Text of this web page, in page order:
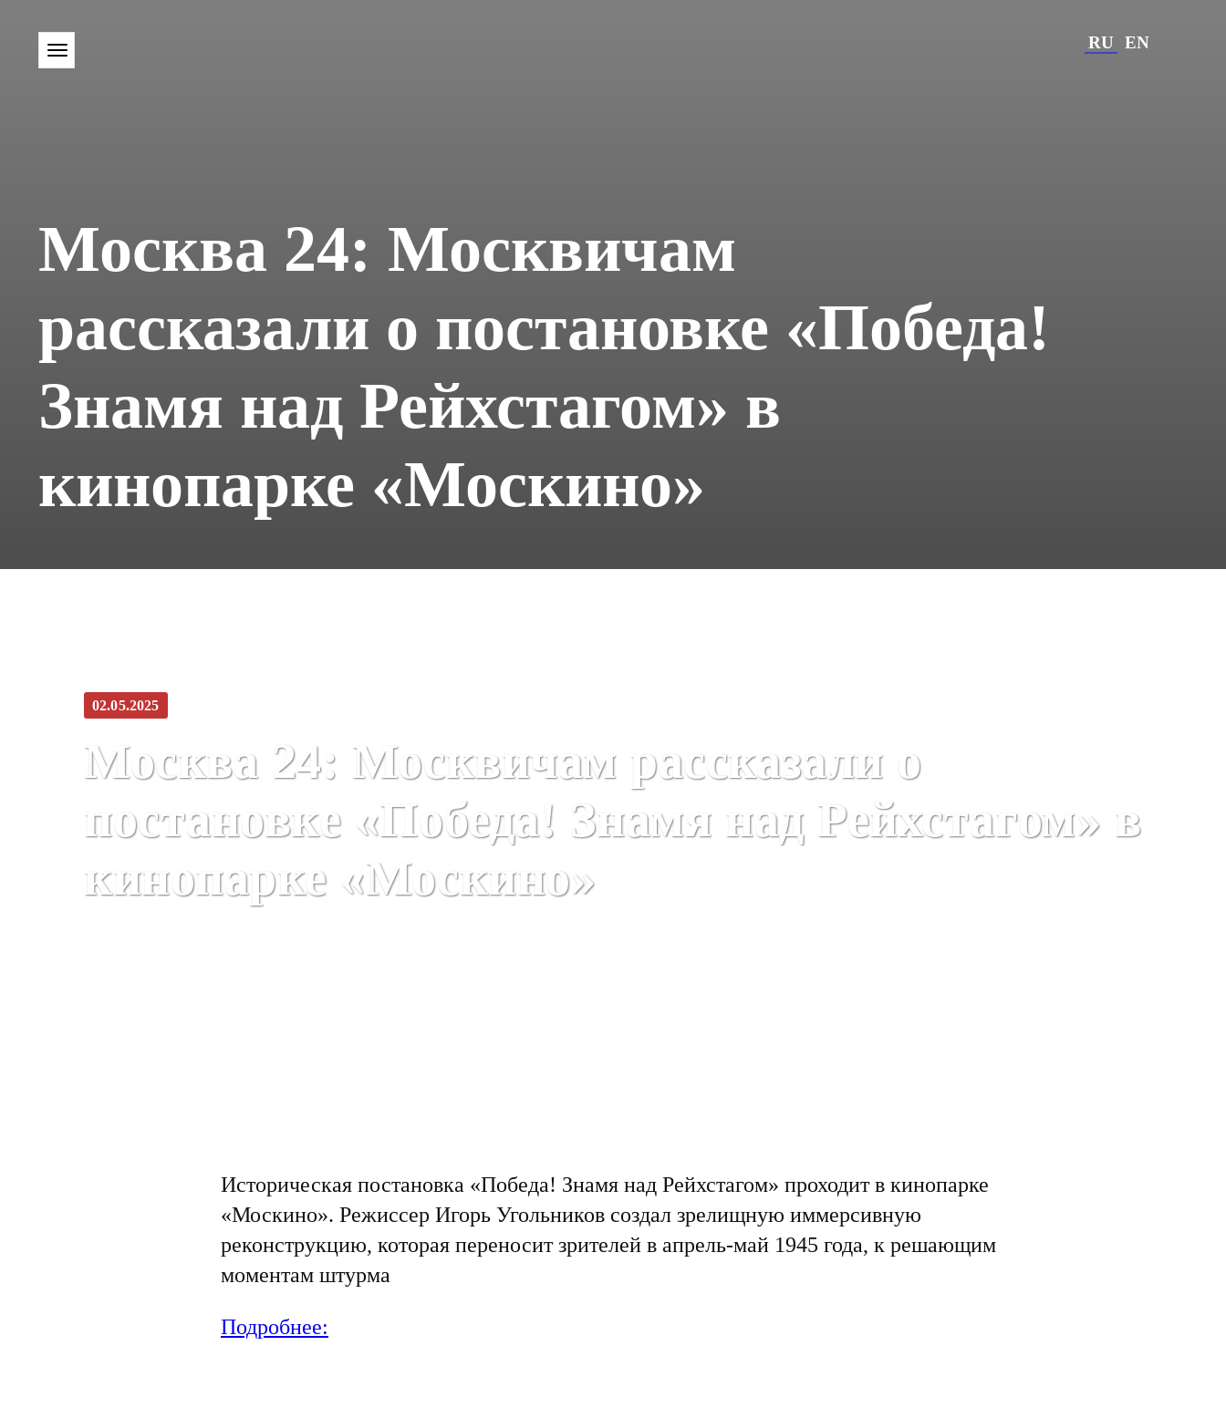
RU EN
Москва 24: Москвичам
рассказали о постановке «Победа!
Знамя над Рейхстагом» в
кинопарке «Москино»
02.05.2025
Москва 24: Москвичам рассказали о
постановке «Победа! Знамя над Рейхстагом» в
кинопарке «Москино»
Историческая постановка «Победа! Знамя над Рейхстагом» проходит в кинопарке
«Москино». Режиссер Игорь Угольников создал зрелищную иммерсивную
реконструкцию, которая переносит зрителей в апрель-май 1945 года, к решающим
моментам штурма
Подробнее: